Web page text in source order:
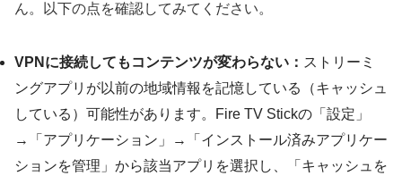
ん。以下の点を確認してみてください。
VPNに接続してもコンテンツが変わらない： ストリーミ
ングアプリが以前の地域情報を記憶している（キャッシュ
している）可能性があります。Fire TV Stickの「設定」
→「アプリケーション」→「インストール済みアプリケー
ションを管理」から該当アプリを選択し、「キャッシュを